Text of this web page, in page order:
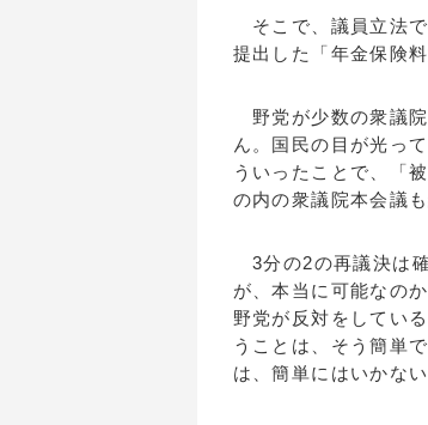
そこで、議員立法
提出した「年金保険
野党が少数の衆議
ん。国民の目が光っ
ういったことで、「
の内の衆議院本会議
3分の2の再議決は
が、本当に可能なの
野党が反対をしてい
うことは、そう簡単
は、簡単にはいかない